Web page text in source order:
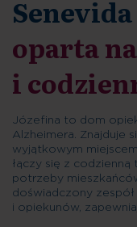
oparta
i
Józefina to dom
Alzheimera. Znajduje
wyjątkowym
łączy się z codzienną
potrzeby
doświadczony
i opiekunów,